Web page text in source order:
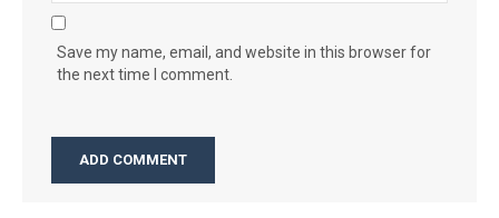
Save my name, email, and website in this browser for
the next time I comment.